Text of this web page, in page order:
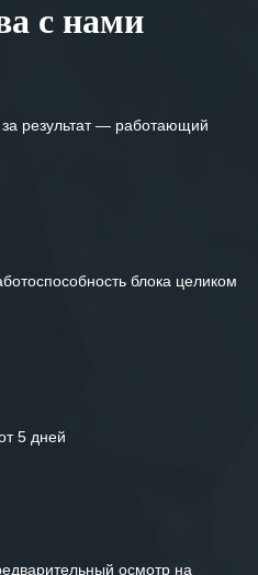
хочется отметить высокую
с нами
результат — работающий
блока целиком
5 дней
осмотр на